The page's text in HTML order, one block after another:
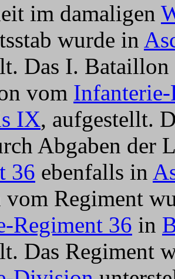
im damaligen
wurde in
Das I.
vom
IX, aufgestellt.
Abgaben der
36 ebenfalls in
Regiment
Regiment 36 in
Das Regiment